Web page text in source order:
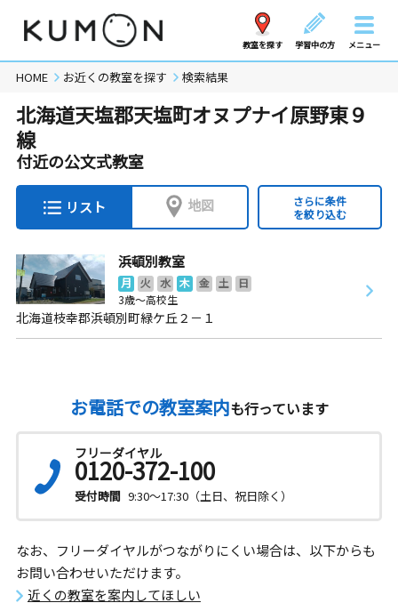
教室を探す 学習中の方 メニュー
HOME お近くの教室を探す 検索結果
北海道天塩郡天塩町オヌプナイ原野東９
線
付近の公文式教室
リスト 地図
さらに条件
を絞り込む
浜頓別教室
月 火 水 木 金 土
日
3歳～高校生
北海道枝幸郡浜頓別町緑ケ丘２－１
お電話での教室案内も行っています
フリーダイヤル
0120-372-100
受付時間 9:30～17:30（土日、祝日除く）
なお、フリーダイヤルがつながりにくい場合は、以下からも
お問い合わせいただけます。
近くの教室を案内してほしい